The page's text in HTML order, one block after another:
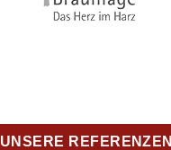
UNSERE REFERENZEN